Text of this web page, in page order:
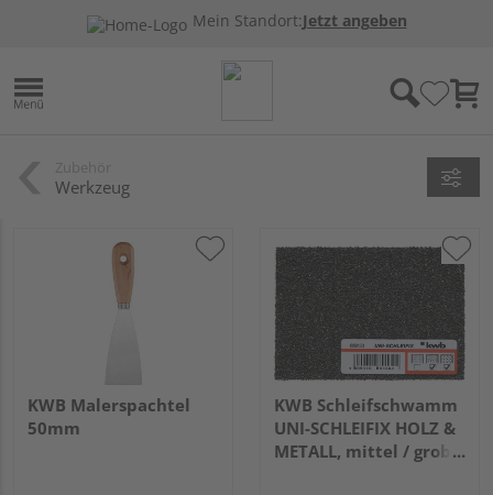
Mein Standort:Jetzt angeben
Werkzeug
KWB Malerspachtel
50mm
KWB Schleifschwamm
UNI-SCHLEIFIX HOLZ &
METALL, mittel / grob